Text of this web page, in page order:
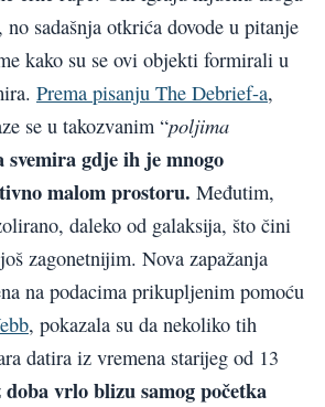
sadašnja otkrića dovode u pitanje
kako su se ovi objekti formirali u
Prema pisanju The Debrief-a,
se u takozvanim “poljima
svemira gdje ih je mnogo
malom prostoru. Međutim,
daleko od galaksija, što čini
zagonetnijim. Nova zapažanja
na podacima prikupljenim pomoću
, pokazala su da nekoliko tih
datira iz vremena starijeg od 13
doba vrlo blizu samog početka